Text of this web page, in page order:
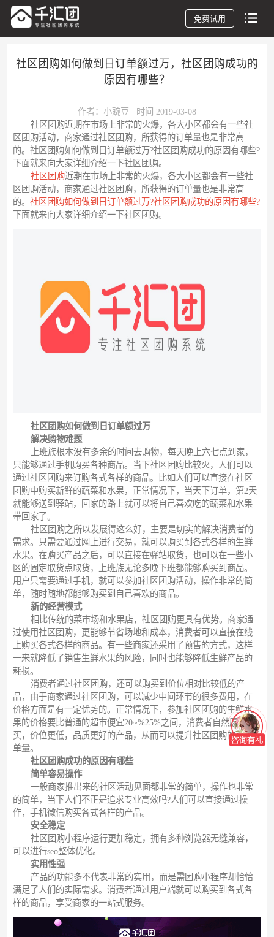
免费试用
社区团购如何做到日订单额过万，社区团购成功的
原因有哪些？
作者：小豌豆 时间 2019-03-08
社区团购近期在市场上非常的火爆，各大小区都会有一些社
区团购活动，商家通过社区团购，所获得的订单量也是非常高
的。社区团购如何做到日订单额过万?社区团购成功的原因有哪些?
下面就来向大家详细介绍一下社区团购。
社区团购近期在市场上非常的火爆，各大小区都会有一些社
区团购活动，商家通过社区团购，所获得的订单量也是非常高
的。社区团购如何做到日订单额过万?社区团购成功的原因有哪些?
下面就来向大家详细介绍一下社区团购。
社区团购如何做到日订单额过万
解决购物难题
上班族根本没有多余的时间去购物，每天晚上六七点到家，
只能够通过手机购买各种商品。当下社区团购比较火，人们可以
通过社区团购来订购各式各样的商品。比如人们可以直接在社区
团购中购买新鲜的蔬菜和水果，正常情况下，当天下订单，第2天
就能够送到驿站，回家的路上就可以将自己喜欢吃的蔬菜和水果
带回家了。
社区团购之所以发展得这么好，主要是切实的解决消费者的
需求。只需要通过网上进行交易，就可以购买到各式各样的生鲜
水果。在购买产品之后，可以直接在驿站取货，也可以在一些小
区的固定取货点取货，上班族无论多晚下班都能够购买到商品。
用户只需要通过手机，就可以参加社区团购活动，操作非常的简
单，随时随地都能够购买到自己喜欢的商品。
新的经营模式
相比传统的菜市场和水果店，社区团购更具有优势。商家通
过使用社区团购，更能够节省场地和成本，消费者可以直接在线
上购买各式各样的商品。有一些商家还采用了预售的方式，这样
一来就降低了销售生鲜水果的风险，同时也能够降低生鲜产品的
耗损。
消费者通过社区团购，还可以购买到价位相对比较低的产
品，由于商家通过社区团购，可以减少中间环节的很多费用，在
价格方面是有一定优势的。正常情况下，参加社区团购的生鲜水
果的价格要比普通的超市便宜20~%25%之间，消费者自然愿意购
买，价位更低，品质更好的产品，从而可以提升社区团购的日订
单量。
社区团购成功的原因有哪些
简单容易操作
一般商家推出来的社区活动见面都非常的简单，操作也非常
的简单，当下人们不正是追求专业高效吗?人们可以直接通过操
作，手机微信购买各式各样的产品。
安全稳定
社区团购小程序运行更加稳定，拥有多种浏览器无缝兼容，
可以进行seo整体优化。
实用性强
产品的功能多不代表非常的实用，而是需团购小程序却恰恰
满足了人们的实际需求。消费者通过用户端就可以购买到各式各
样的商品，享受商家的一站式服务。